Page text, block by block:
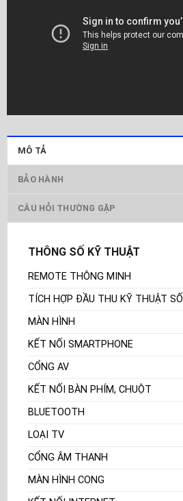
MÔ TẢ
BẢO HÀNH
CÂU HỎI THƯỜNG GẶP
THÔNG SỐ KỸ THUẬT
REMOTE THÔNG MINH
TÍCH HỢP ĐẦU THU KỸ THUẬT SỐ
MÀN HÌNH
KẾT NỐI SMARTPHONE
CỔNG AV
KẾT NỐI BÀN PHÍM, CHUỘT
BLUETOOTH
LOẠI TV
CỔNG ÂM THANH
MÀN HÌNH CONG